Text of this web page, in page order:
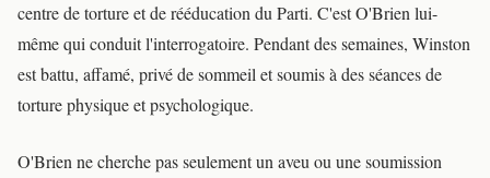
centre de torture et de rééducation du Parti. C'est O'Brien lui-
même qui conduit l'interrogatoire. Pendant des semaines, Winston
est battu, affamé, privé de sommeil et soumis à des séances de
torture physique et psychologique.
O'Brien ne cherche pas seulement un aveu ou une soumission